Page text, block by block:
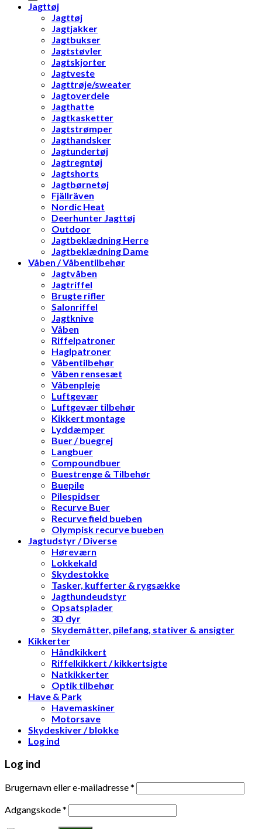
Jagttøj
Jagttøj
Jagtjakker
Jagtbukser
Jagtstøvler
Jagtskjorter
Jagtveste
Jagttrøje/sweater
Jagtoverdele
Jagthatte
Jagtkasketter
Jagtstrømper
Jagthandsker
Jagtundertøj
Jagtregntøj
Jagtshorts
Jagtbørnetøj
Fjällräven
Nordic Heat
Deerhunter Jagttøj
Outdoor
Jagtbeklædning Herre
Jagtbeklædning Dame
Våben / Våbentilbehør
Jagtvåben
Jagtriffel
Brugte rifler
Salonriffel
Jagtknive
Våben
Riffelpatroner
Haglpatroner
Våbentilbehør
Våben rensesæt
Våbenpleje
Luftgevær
Luftgevær tilbehør
Kikkert montage
Lyddæmper
Buer / buegrej
Langbuer
Compoundbuer
Buestrenge & Tilbehør
Buepile
Pilespidser
Recurve Buer
Recurve field bueben
Olympisk recurve bueben
Jagtudstyr / Diverse
Høreværn
Lokkekald
Skydestokke
Tasker, kufferter & rygsække
Jagthundeudstyr
Opsatsplader
3D dyr
Skydemåtter, pilefang, stativer & ansigter
Kikkerter
Håndkikkert
Riffelkikkert / kikkertsigte
Natkikkerter
Optik tilbehør
Have & Park
Havemaskiner
Motorsave
Skydeskiver / blokke
Log ind
Log ind
Brugernavn eller e-mailadresse*
Adgangskode*